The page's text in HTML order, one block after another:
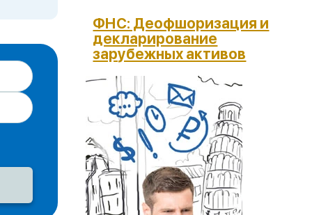
ФНС: Деофшоризация и
декларирование
зарубежных активов